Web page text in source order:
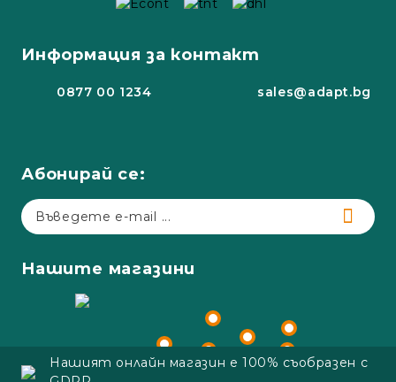
Информация за контакт
0877 00 1234 sales@adapt.bg
Абонирай се:
Нашите магазини
Нашият онлайн магазин е 100% съобразен с